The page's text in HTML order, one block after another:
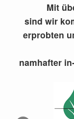
Mit
sind wir
erprobten
namhafter